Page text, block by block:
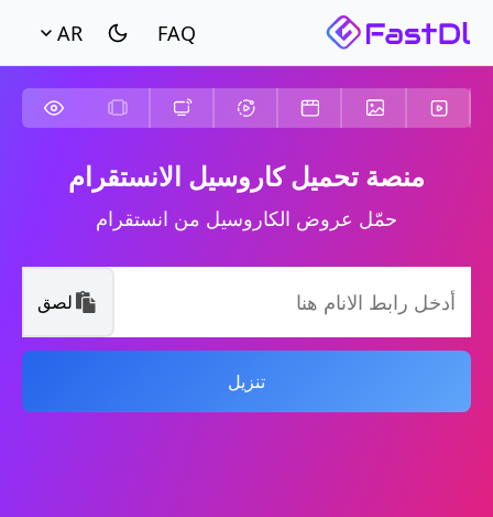
AR
منصة تحميل كاروسيل الانستقرام
حمّل عروض الكاروسيل من انستقرام
لصق
تنزيل